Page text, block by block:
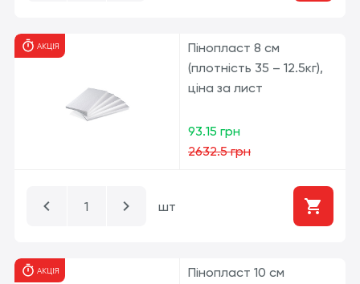
АКЦІЯ
Пінопласт 8 см
(плотність 35 – 12.5кг),
ціна за лист
93.15 грн
2632.5 грн
шт
АКЦІЯ
Пінопласт 10 см